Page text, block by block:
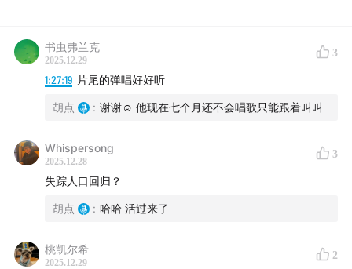
下方配图「后现代主义大作——娃出生后第一个月的喂
奶换尿布记录」
01:26:20 结尾小彩蛋（为小天使们和天使妈妈们高歌一
书虫弗兰克
2025.12.29
3
1:27:19 片尾的弹唱好好听
胡点 : 谢谢☺️ 他现在七个月还不会唱歌只能跟着叫叫
Whispersong
2025.12.28
3
失踪人口回归？
胡点 : 哈哈 活过来了
桃凯尔希
2025.12.29
2